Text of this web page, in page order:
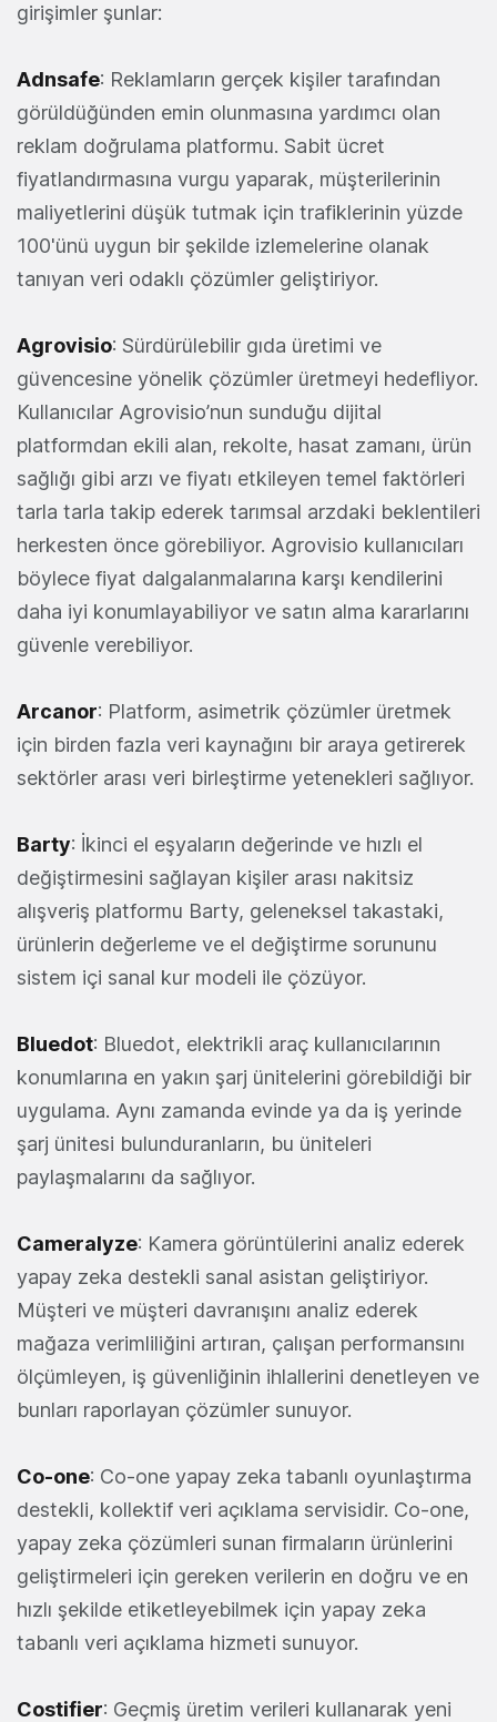
girişimler şunlar:
Adnsafe: Reklamların gerçek kişiler tarafından
görüldüğünden emin olunmasına yardımcı olan
reklam doğrulama platformu. Sabit ücret
fiyatlandırmasına vurgu yaparak, müşterilerinin
maliyetlerini düşük tutmak için trafiklerinin yüzde
100'ünü uygun bir şekilde izlemelerine olanak
tanıyan veri odaklı çözümler geliştiriyor.
Agrovisio: Sürdürülebilir gıda üretimi ve
güvencesine yönelik çözümler üretmeyi hedefliyor.
Kullanıcılar Agrovisio’nun sunduğu dijital
platformdan ekili alan, rekolte, hasat zamanı, ürün
sağlığı gibi arzı ve fiyatı etkileyen temel faktörleri
tarla tarla takip ederek tarımsal arzdaki beklentileri
herkesten önce görebiliyor. Agrovisio kullanıcıları
böylece fiyat dalgalanmalarına karşı kendilerini
daha iyi konumlayabiliyor ve satın alma kararlarını
güvenle verebiliyor.
Arcanor: Platform, asimetrik çözümler üretmek
için birden fazla veri kaynağını bir araya getirerek
sektörler arası veri birleştirme yetenekleri sağlıyor.
Barty: İkinci el eşyaların değerinde ve hızlı el
değiştirmesini sağlayan kişiler arası nakitsiz
alışveriş platformu Barty, geleneksel takastaki,
ürünlerin değerleme ve el değiştirme sorununu
sistem içi sanal kur modeli ile çözüyor.
Bluedot: Bluedot, elektrikli araç kullanıcılarının
konumlarına en yakın şarj ünitelerini görebildiği bir
uygulama. Aynı zamanda evinde ya da iş yerinde
şarj ünitesi bulunduranların, bu üniteleri
paylaşmalarını da sağlıyor.
Cameralyze: Kamera görüntülerini analiz ederek
yapay zeka destekli sanal asistan geliştiriyor.
Müşteri ve müşteri davranışını analiz ederek
mağaza verimliliğini artıran, çalışan performansını
ölçümleyen, iş güvenliğinin ihlallerini denetleyen ve
bunları raporlayan çözümler sunuyor.
Co-one: Co-one yapay zeka tabanlı oyunlaştırma
destekli, kollektif veri açıklama servisidir. Co-one,
yapay zeka çözümleri sunan firmaların ürünlerini
geliştirmeleri için gereken verilerin en doğru ve en
hızlı şekilde etiketleyebilmek için yapay zeka
tabanlı veri açıklama hizmeti sunuyor.
Costifier: Geçmiş üretim verileri kullanarak yeni